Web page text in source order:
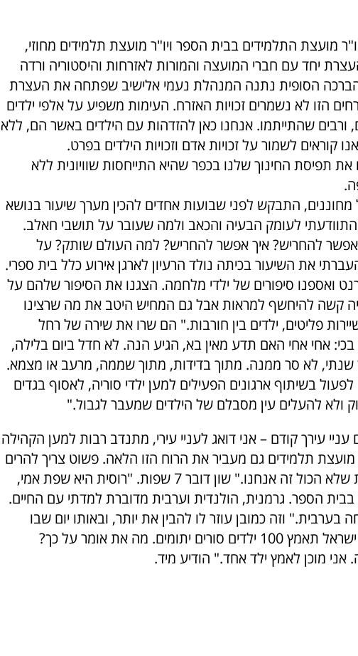
מועצת התלמידים בבית הספר ויו"ר מועצת תלמידים מחוזי,
יחד עם חברי המועצה והמורות לאזרחות והיסטוריה ורדה
הברכה הסופית נתנה המנהלת נעמי אלישיב שפתחה את העצרת
הזו לא נשמרים זכויות האזרח. העימות משפיע על אלפי ילדים
ורבים שהתייתמו. אנחנו כאן להזדהות עם הילדים באשר הם, ללא
קוראים לשמור על זכויות אדם וזכויות הילדים בפרט.
תפיסת החינוך שלנו בכפר שהיא התייחסות שוויונית ללא
מחוננים, התבקש לפני שבועות אחדים להכין מערך שיעור בנושא
לעומק הבעיה והכאב ולמה שעובר על תושבי חאלב.
להחריש? איך אפשר להחריש? למה העולם שותק? על
את השיעור בכיתה נולד הרעיון לארגן אירוע כלל בית ספרי.
ואספנו סיפורים של ילדי מלחמה. הצגנו את הסיפור שלהם על
קשה להיחשף למראות אבל גם המחיש היטב את מה שרצינו
פליטים, ילדים בין חורבות." הם שרו את שירה של רחל
אחי אחי האם תדע מאין בא, הגיע הנה. לא חדל ביום בלילה,
שנתי, לא סר ממנה. מתוך בדידות, מתוך שממה, מרעב או מצמא.
בשיתוף ארגונים הפעילים למען ילדי סוריה, לאסוף בגדים
ולא להעלים עין מסבלם של הילדים שמעבר לגבול."
עירך קודם – אני דואג לעניי עירי, מתנדב רבות למען הקהילה
מועצת תלמידים גם מעביר את הרוח הזו הלאה. פשוט צריך להרים
קצת את המבט ולראות שלא הכול זה אנחנו." שון דובר 7 שפות. "רוסית היא שפת אמי,
הספר. גרמנית, הולנדית וערבית מדוברת למדתי עם החיים.
בערבית." וזה כמובן עוזר לו להבין את יותר, ובאותו יום שבו
שוחחנו נודע שמדינת ישראל תאמץ 100 ילדים סורים יתומים. מה את אומר על כך?
מוכן לאמץ ילד אחד." הודיע מיד.